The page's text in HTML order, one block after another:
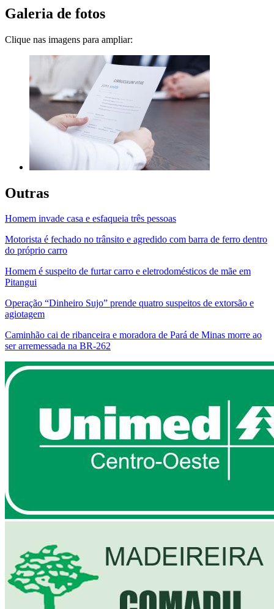
Galeria de fotos
Clique nas imagens para ampliar:
Outras
Homem invade casa e esfaqueia três pessoas
Motorista é fechado no trânsito e agredido com barra de ferro dentro
do próprio carro
Homem é suspeito de furtar carro e eletrodomésticos de mãe em
Pitangui
Operação “Dinheiro Sujo” prende quatro suspeitos de extorsão e
agiotagem
Caminhão cai de ribanceira e moradora de Pará de Minas morre ao
ser arremessada na BR-262